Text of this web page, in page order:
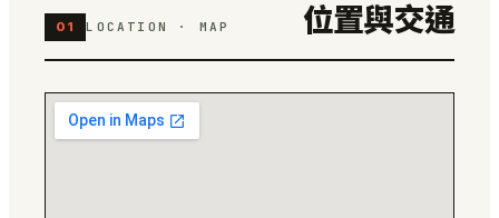
01 LOCATION · MAP 位置與交通